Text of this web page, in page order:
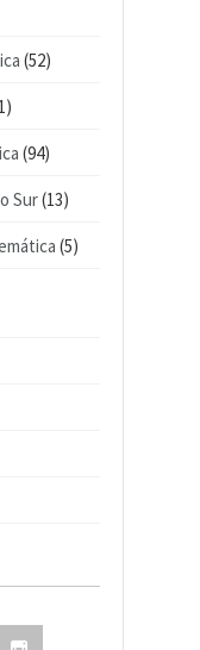
(52)
(94)
Sur(13)
(5)